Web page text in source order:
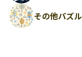
その他パズル